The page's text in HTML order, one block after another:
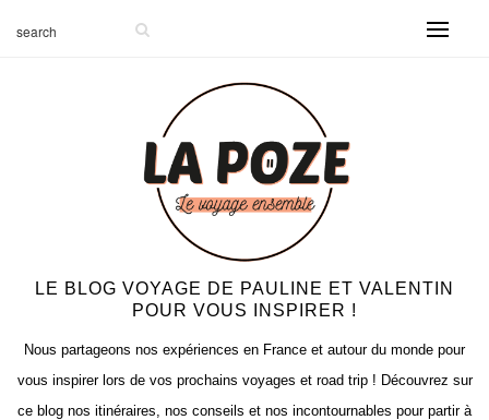
LE BLOG VOYAGE DE PAULINE ET VALENTIN
POUR VOUS INSPIRER !
Nous partageons nos expériences en France et autour du monde pour
vous inspirer lors de vos prochains voyages et road trip ! Découvrez sur
ce blog nos itinéraires, nos conseils et nos incontournables pour partir à